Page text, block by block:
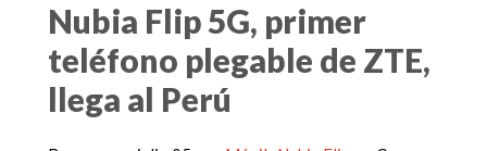
Nubia Flip 5G, primer
teléfono plegable de ZTE,
llega al Perú